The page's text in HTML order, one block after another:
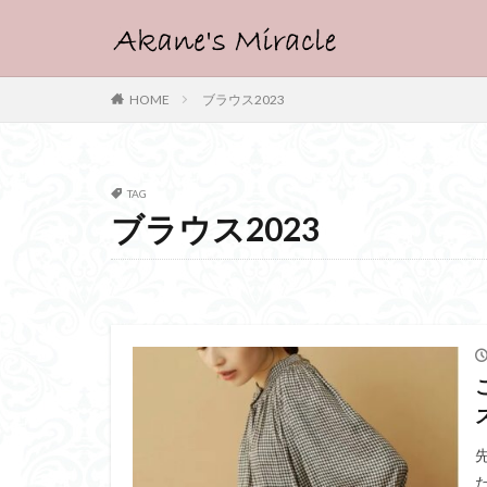
HOME ブラウス2023
TAG
ブラウス2023